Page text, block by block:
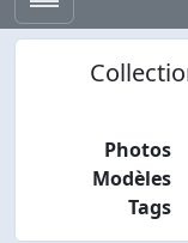
Photos
Modèles
Tags